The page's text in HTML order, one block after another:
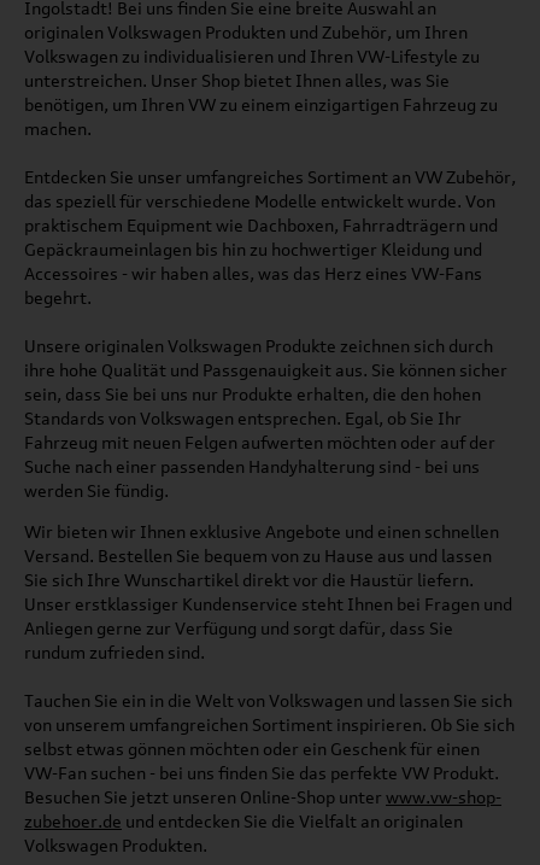
Ingolstadt! Bei uns finden Sie eine breite Auswahl an
originalen Volkswagen Produkten und Zubehör, um Ihren
Volkswagen zu individualisieren und Ihren VW-Lifestyle zu
unterstreichen. Unser Shop bietet Ihnen alles, was Sie
benötigen, um Ihren VW zu einem einzigartigen Fahrzeug zu
machen.
Entdecken Sie unser umfangreiches Sortiment an VW Zubehör,
das speziell für verschiedene Modelle entwickelt wurde. Von
praktischem Equipment wie Dachboxen, Fahrradträgern und
Gepäckraumeinlagen bis hin zu hochwertiger Kleidung und
Accessoires - wir haben alles, was das Herz eines VW-Fans
begehrt.
Unsere originalen Volkswagen Produkte zeichnen sich durch
ihre hohe Qualität und Passgenauigkeit aus. Sie können sicher
sein, dass Sie bei uns nur Produkte erhalten, die den hohen
Standards von Volkswagen entsprechen. Egal, ob Sie Ihr
Fahrzeug mit neuen Felgen aufwerten möchten oder auf der
Suche nach einer passenden Handyhalterung sind - bei uns
werden Sie fündig.
Wir bieten wir Ihnen exklusive Angebote und einen schnellen
Versand. Bestellen Sie bequem von zu Hause aus und lassen
Sie sich Ihre Wunschartikel direkt vor die Haustür liefern.
Unser erstklassiger Kundenservice steht Ihnen bei Fragen und
Anliegen gerne zur Verfügung und sorgt dafür, dass Sie
rundum zufrieden sind.
Tauchen Sie ein in die Welt von Volkswagen und lassen Sie sich
von unserem umfangreichen Sortiment inspirieren. Ob Sie sich
selbst etwas gönnen möchten oder ein Geschenk für einen
VW-Fan suchen - bei uns finden Sie das perfekte VW Produkt.
Besuchen Sie jetzt unseren Online-Shop unter www.vw-shop-
zubehoer.de und entdecken Sie die Vielfalt an originalen
Volkswagen Produkten.